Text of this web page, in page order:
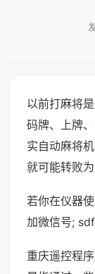
以前打麻将
码牌、上牌
实自动麻将
就可能转败为
若你在仪器
加微信号;
重庆遥控程